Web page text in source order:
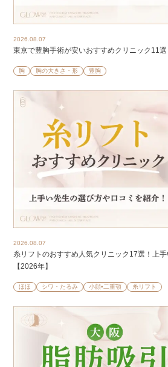
2026.08.07
東京で豊胸手術が安いおすすめクリニック11選
胸 胸の大きさ・形 豊胸
2026.08.07
糸リフトのおすすめ人気クリニック17選！上
【2026年】
ほほ シワ・たるみ 小顔•二重顎 糸リフト